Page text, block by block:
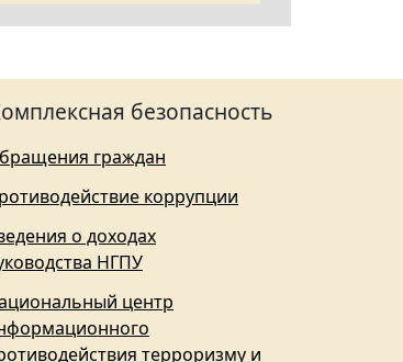
безопасность
граждан
коррупции
о доходах
НГПУ
центр
терроризму и